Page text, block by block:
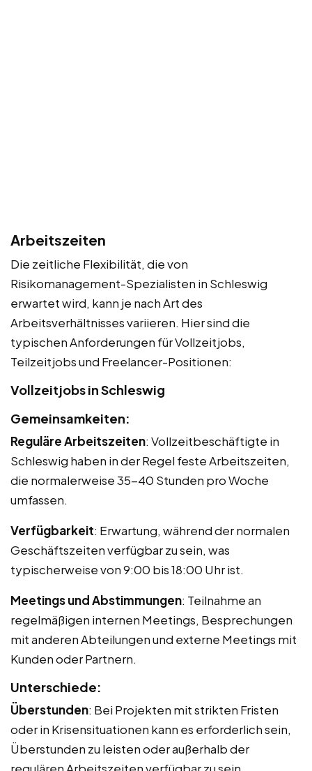
Arbeitszeiten
Die zeitliche Flexibilität, die von
Risikomanagement-Spezialisten in Schleswig
erwartet wird, kann je nach Art des
Arbeitsverhältnisses variieren. Hier sind die
typischen Anforderungen für Vollzeitjobs,
Teilzeitjobs und Freelancer-Positionen:
Vollzeitjobs in Schleswig
Gemeinsamkeiten:
Reguläre Arbeitszeiten: Vollzeitbeschäftigte in
Schleswig haben in der Regel feste Arbeitszeiten,
die normalerweise 35-40 Stunden pro Woche
umfassen.
Verfügbarkeit: Erwartung, während der normalen
Geschäftszeiten verfügbar zu sein, was
typischerweise von 9:00 bis 18:00 Uhr ist.
Meetings und Abstimmungen: Teilnahme an
regelmäßigen internen Meetings, Besprechungen
mit anderen Abteilungen und externe Meetings mit
Kunden oder Partnern.
Unterschiede:
Überstunden: Bei Projekten mit strikten Fristen
oder in Krisensituationen kann es erforderlich sein,
Überstunden zu leisten oder außerhalb der